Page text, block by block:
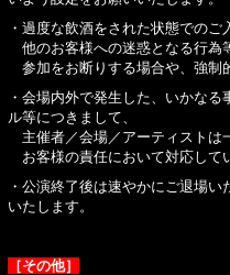
・過度な飲酒をされた状態でのご
他のお客様への迷惑となる行為
参加をお断りする場合や、強制
・会場内外で発生した、いかな
ル等につきまして、
主催者／会場／アーティストは
お客様の責任において対応して
・公演終了後は速やかにご退場
いたします。
［その他］